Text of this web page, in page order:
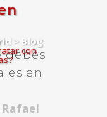
> Blog
con
debes
en
Rafael